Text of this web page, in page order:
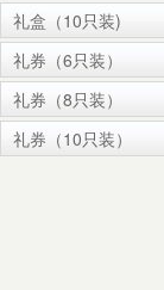
礼盒（10只装)
礼券（6只装）
礼券（8只装）
礼券（10只装）